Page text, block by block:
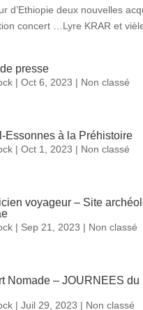
d’Ethiopie deux nouvelles
concert …Lyre KRAR et
presse
| Oct 6, 2023 | Non classé
Essonnes à la Préhistoire
| Oct 1, 2023 | Non classé
voyageur – Site
| Sep 21, 2023 | Non classé
Nomade – JOURNEES du
| Juil 29, 2023 | Non classé